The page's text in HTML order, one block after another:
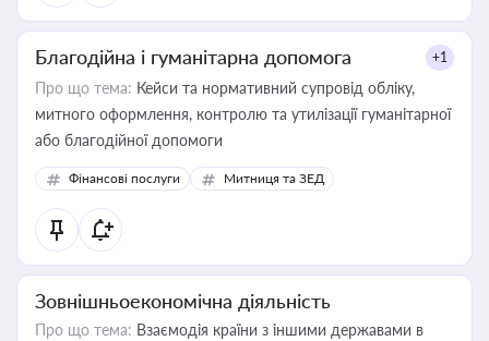
Благодійна і гуманітарна допомога +1
Про що тема: Кейси та нормативний супровід обліку,
митного оформлення, контролю та утилізації гуманітарної
або благодійної допомоги
Фінансові послуги Митниця та ЗЕД
Зовнішньоекономічна діяльність
Про що тема: Взаємодія країни з іншими державами в